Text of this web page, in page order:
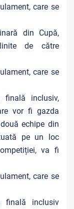
care se
din Cupă,
de către
care se
inclusiv,
vor fi gazda
echipe din
pe un loc
va fi
care se
inclusiv